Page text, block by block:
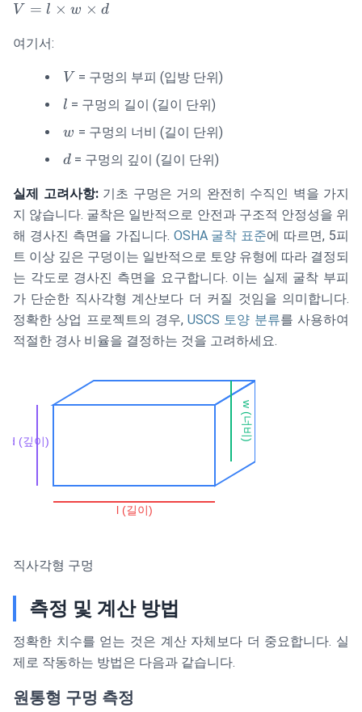
V = l
w
V = l × w × d
여기서:
V
V = 구멍의 부피 (입방 단위)
l
l = 구멍의 길이 (길이 단위)
w
w = 구멍의 너비 (길이 단위)
d
d = 구멍의 깊이 (길이 단위)
실제 고려사항:기초 구멍은 거의 완전히 수직인 벽을 가지
지 않습니다. 굴착은 일반적으로 안전과 구조적 안정성을 위
해 경사진 측면을 가집니다. OSHA 굴착 표준에 따르면, 5피
트 이상 깊은 구덩이는 일반적으로 토양 유형에 따라 결정되
는 각도로 경사진 측면을 요구합니다. 이는 실제 굴착 부피
가 단순한 직사각형 계산보다 더 커질 것임을 의미합니다.
정확한 상업 프로젝트의 경우,USCS 토양 분류를 사용하여
적절한 경사 비율을 결정하는 것을 고려하세요.
l (길이)
w (너비)
d (깊이)
직사각형 구멍
측정 및 계산 방법
정확한 치수를 얻는 것은 계산 자체보다 더 중요합니다. 실
제로 작동하는 방법은 다음과 같습니다.
원통형 구멍 측정